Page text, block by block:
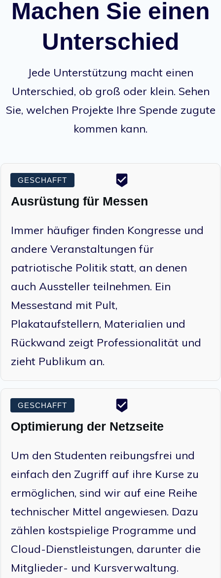
Machen Sie einen
Unterschied
Jede Unterstützung macht einen
Unterschied, ob groß oder klein. Sehen
Sie, welchen Projekte Ihre Spende zugute
kommen kann.
GESCHAFFT
Ausrüstung für Messen
Immer häufiger finden Kongresse und
andere Veranstaltungen für
patriotische Politik statt, an denen
auch Aussteller teilnehmen. Ein
Messestand mit Pult,
Plakataufstellern, Materialien und
Rückwand zeigt Professionalität und
zieht Publikum an.
GESCHAFFT
Optimierung der Netzseite
Um den Studenten reibungsfrei und
einfach den Zugriff auf ihre Kurse zu
ermöglichen, sind wir auf eine Reihe
technischer Mittel angewiesen. Dazu
zählen kostspielige Programme und
Cloud-Dienstleistungen, darunter die
Mitglieder- und Kursverwaltung.